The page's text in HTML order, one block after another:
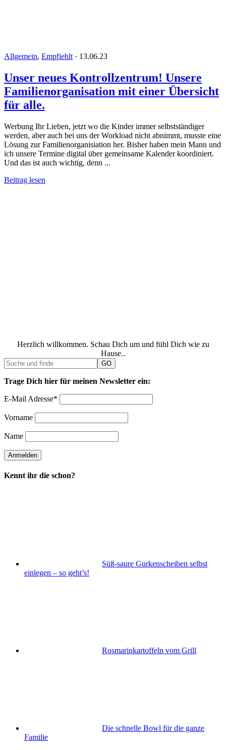
Allgemein, Empfiehlt · 13.06.23
Unser neues Kontrollzentrum! Unsere
Familienorganisation mit einer Übersicht
für alle.
Werbung Ihr Lieben, jetzt wo die Kinder immer selbstständiger
werden, aber auch bei uns der Workload nicht abnimmt, musste eine
Lösung zur Familienorganisiation her. Bisher haben mein Mann und
ich unsere Termine digital über gemeinsame Kalender koordiniert.
Und das ist auch wichtig, denn ...
Beitrag lesen
Herzlich willkommen. Schau Dich um und fühl Dich wie zu
Hause..
Trage Dich hier für meinen Newsletter ein:
E-Mail Adresse*
Vorname
Name
Kennt ihr die schon?
Süß-saure Gurkenscheiben selbst
einlegen – so geht’s!
Rosmarinkartoffeln vom Grill
Die schnelle Bowl für die ganze
Familie